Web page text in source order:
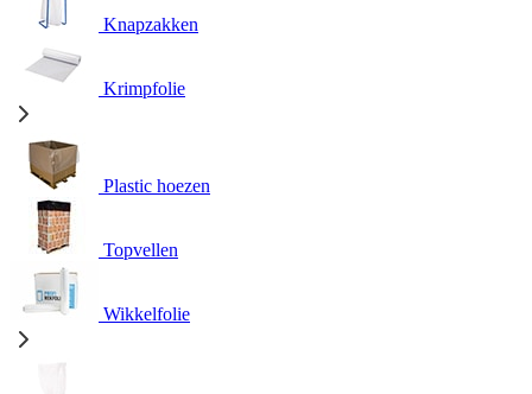
Knapzakken
Krimpfolie
Plastic hoezen
Topvellen
Wikkelfolie